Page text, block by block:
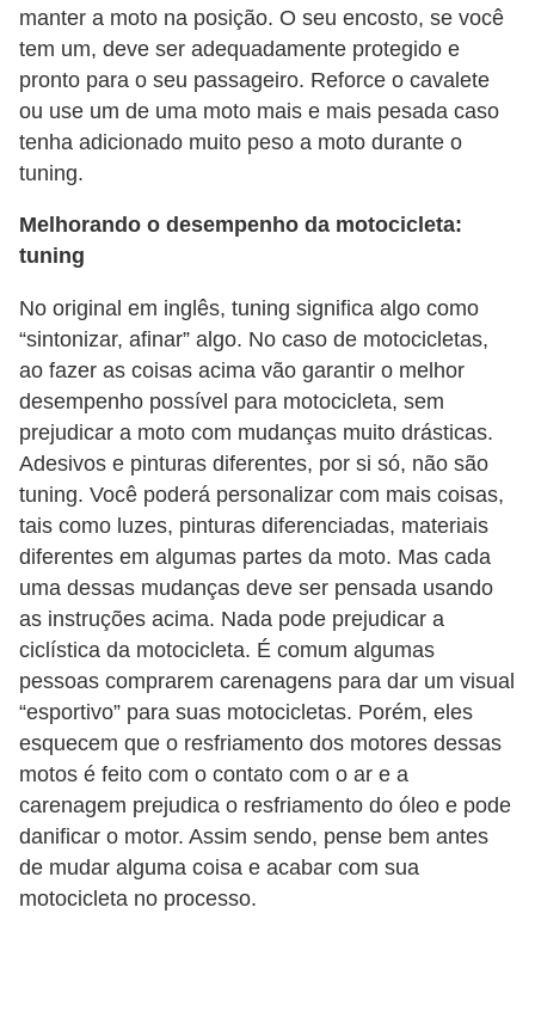
manter a moto na posição. O seu encosto, se você
tem um, deve ser adequadamente protegido e
pronto para o seu passageiro. Reforce o cavalete
ou use um de uma moto mais e mais pesada caso
tenha adicionado muito peso a moto durante o
tuning.
Melhorando o desempenho da motocicleta:
tuning
No original em inglês, tuning significa algo como
“sintonizar, afinar” algo. No caso de motocicletas,
ao fazer as coisas acima vão garantir o melhor
desempenho possível para motocicleta, sem
prejudicar a moto com mudanças muito drásticas.
Adesivos e pinturas diferentes, por si só, não são
tuning. Você poderá personalizar com mais coisas,
tais como luzes, pinturas diferenciadas, materiais
diferentes em algumas partes da moto. Mas cada
uma dessas mudanças deve ser pensada usando
as instruções acima. Nada pode prejudicar a
ciclística da motocicleta. É comum algumas
pessoas comprarem carenagens para dar um visual
“esportivo” para suas motocicletas. Porém, eles
esquecem que o resfriamento dos motores dessas
motos é feito com o contato com o ar e a
carenagem prejudica o resfriamento do óleo e pode
danificar o motor. Assim sendo, pense bem antes
de mudar alguma coisa e acabar com sua
motocicleta no processo.